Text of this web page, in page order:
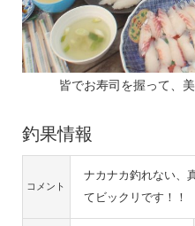
皆でお寿司を握って、
釣果情報
コメント
ナカナカ釣れない、
てビックリです！！